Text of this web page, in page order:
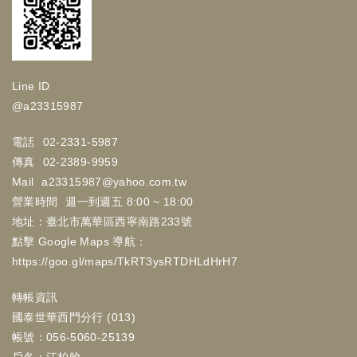
Line ID
@a23315987
電話
02-2331-5987
傳真
02-2389-9959
Mail
a23315987@yahoo.com.tw
營業時間
週一到週五 8:00 ~ 18:00
地址：臺北市萬華區西寧南路233號
點擊 Google Maps 導航：
https://goo.gl/maps/TkRT3ysRTDHLdHrH7
轉帳資訊
國泰世華西門分行 (013)
帳號：056-5060-25139